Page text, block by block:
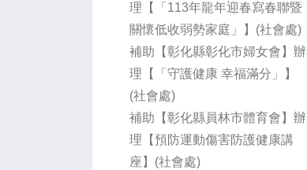
理【「113年龍年迎春寫春聯暨
關懷低收弱勢家庭」】(社會處)
補助【彰化縣彰化市婦女會】辦
理【「守護健康 幸福滿分」】
(社會處)
補助【彰化縣員林市體育會】辦
理【預防運動傷害防護健康講
座】(社會處)